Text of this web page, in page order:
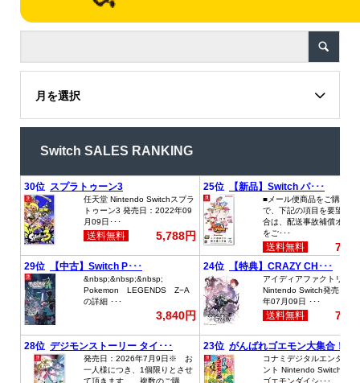
月を選択
Switch SALES RANKING